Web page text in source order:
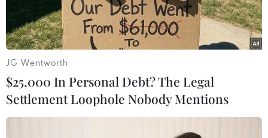
bộ yoga.
JG Wentworth
$25,000 In Personal Debt? The Legal
Settlement Loophole Nobody Mentions